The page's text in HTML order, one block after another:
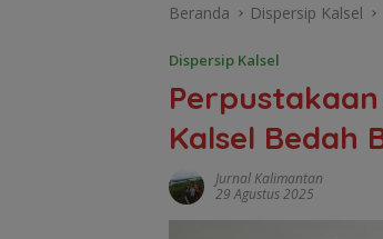
Beranda Dispersip Kalsel
Dispersip Kalsel
Kalsel Bedah
Jurnal Kalimantan
29 Agustus 2025